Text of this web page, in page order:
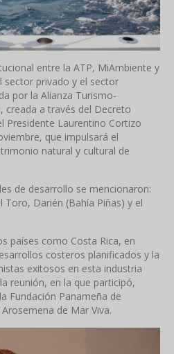
entre la ATP, MiAmbiente y
sector privado y el sector
por la Alianza Turismo-
creada a través del Decreto
Presidente Laurentino Cortizo
que impulsará el
natural y cultural de
de desarrollo se mencionaron:
Toro, Darién (Bahía Piñas) y el
países como Costa Rica, en
costeros planificados y la
exitosos en esta industria
reunión, en la que participó,
Fundación Panameña de
de Mar Viva.